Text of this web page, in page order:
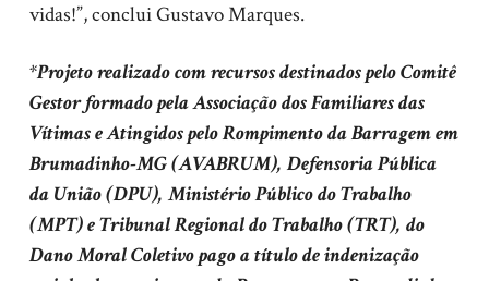
vidas!”, conclui Gustavo Marques.
*Projeto realizado com recursos destinados pelo Comitê
Gestor formado pela Associação dos Familiares das
Vítimas e Atingidos pelo Rompimento da Barragem em
Brumadinho-MG (AVABRUM), Defensoria Pública
da União (DPU), Ministério Público do Trabalho
(MPT) e Tribunal Regional do Trabalho (TRT), do
Dano Moral Coletivo pago a título de indenização